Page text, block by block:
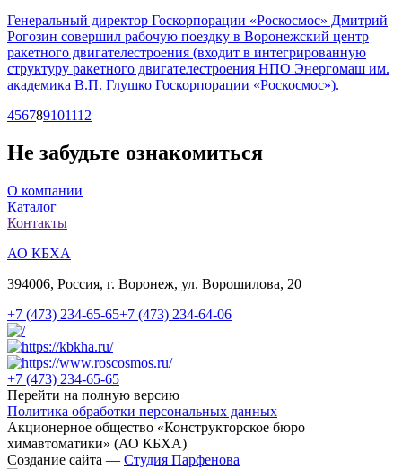
Генеральный директор Госкорпорации «Роскосмос» Дмитрий
Рогозин совершил рабочую поездку в Воронежский центр
ракетного двигателестроения (входит в интегрированную
структуру ракетного двигателестроения НПО Энергомаш им.
академика В.П. Глушко Госкорпорации «Роскосмос»).
456789101112
Не забудьте ознакомиться
О компании
Каталог
Контакты
АО КБХА
394006, Россия, г. Воронеж, ул. Ворошилова, 20
+7 (473) 234-65-65+7 (473) 234-64-06
+7 (473) 234-65-65
Перейти на полную версию
Политика обработки персональных данных
Акционерное общество «Конструкторское бюро
химавтоматики» (АО КБХА)
Создание сайта — Студия Парфенова